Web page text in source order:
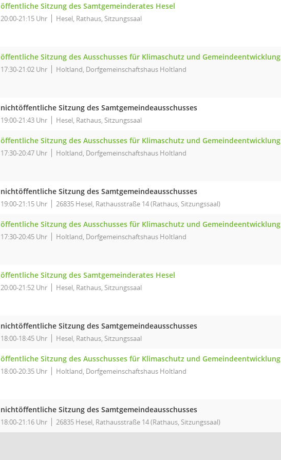
öffentliche Sitzung des Samtgemeinderates Hesel
20:00-21:15 Uhr Hesel, Rathaus, Sitzungssaal
öffentliche Sitzung des Ausschusses für Klimaschutz und Gemeindeentwicklung
17:30-21:02 Uhr Holtland, Dorfgemeinschaftshaus Holtland
nichtöffentliche Sitzung des Samtgemeindeausschusses
19:00-21:43 Uhr Hesel, Rathaus, Sitzungssaal
öffentliche Sitzung des Ausschusses für Klimaschutz und Gemeindeentwicklung
17:30-20:47 Uhr Holtland, Dorfgemeinschaftshaus Holtland
nichtöffentliche Sitzung des Samtgemeindeausschusses
19:00-21:15 Uhr 26835 Hesel, Rathausstraße 14 (Rathaus, Sitzungssaal)
öffentliche Sitzung des Ausschusses für Klimaschutz und Gemeindeentwicklung
17:30-20:45 Uhr Holtland, Dorfgemeinschaftshaus Holtland
öffentliche Sitzung des Samtgemeinderates Hesel
20:00-21:52 Uhr Hesel, Rathaus, Sitzungssaal
nichtöffentliche Sitzung des Samtgemeindeausschusses
18:00-18:45 Uhr Hesel, Rathaus, Sitzungssaal
öffentliche Sitzung des Ausschusses für Klimaschutz und Gemeindeentwicklung
18:00-20:35 Uhr Holtland, Dorfgemeinschaftshaus Holtland
nichtöffentliche Sitzung des Samtgemeindeausschusses
18:00-21:16 Uhr 26835 Hesel, Rathausstraße 14 (Rathaus, Sitzungssaal)